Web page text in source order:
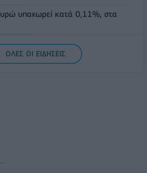
υποχωρεί κατά 0,11%, στα
ΟΛΕΣ ΟΙ ΕΙΔΗΣΕΙΣ